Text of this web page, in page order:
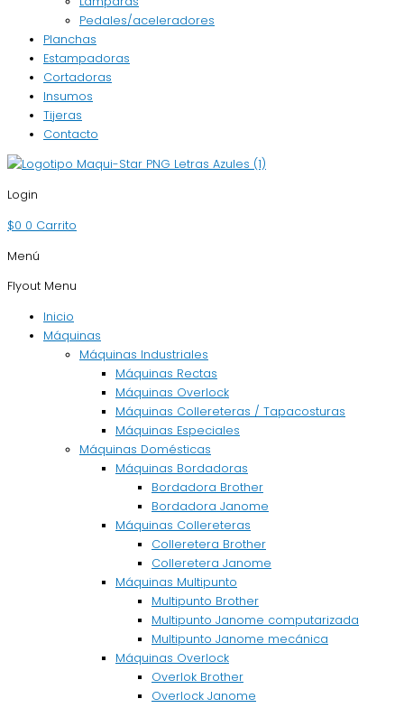
Pedales/aceleradores
Planchas
Estampadoras
Cortadoras
Insumos
Tijeras
Contacto
Login
$0 0 Carrito
Menú
Flyout Menu
Inicio
Máquinas
Máquinas Industriales
Máquinas Rectas
Máquinas Overlock
Máquinas Collereteras / Tapacosturas
Máquinas Especiales
Máquinas Domésticas
Máquinas Bordadoras
Bordadora Brother
Bordadora Janome
Máquinas Collereteras
Colleretera Brother
Colleretera Janome
Máquinas Multipunto
Multipunto Brother
Multipunto Janome computarizada
Multipunto Janome mecánica
Máquinas Overlock
Overlok Brother
Overlock Janome